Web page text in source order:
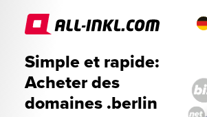
Simple et rapide:
Acheter des
domaines .berlin